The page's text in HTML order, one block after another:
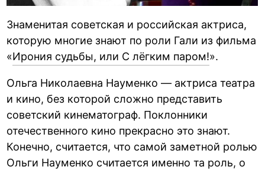
Знаменитая советская и российская актриса,
которую многие знают по роли Гали из фильма
«Ирония судьбы, или С лёгким паром!».
Ольга Николаевна Науменко — актриса театра
и кино, без которой сложно представить
советский кинематограф. Поклонники
отечественного кино прекрасно это знают.
Конечно, считается, что самой заметной ролью
Ольги Науменко считается именно та роль, о